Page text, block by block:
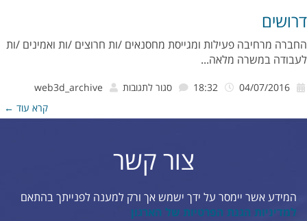
דרושים
החברה מרחיבה פעילות ומגייסת מחסנאים /ות חרוצים /ות ואמינים /ות
לעבודה במשרה מלאה...
סגור לתגובות על
web3d_archive
קרא עוד ←
צור קשר
המידע אשר יימסר על ידך ישמש אך ורק למענה לפנייתך בהתאם
למדיניות הגנת הפרטיות של הארגון